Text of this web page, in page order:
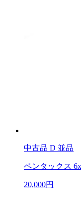
中古品 D 並品
ペンタックス
20,000円